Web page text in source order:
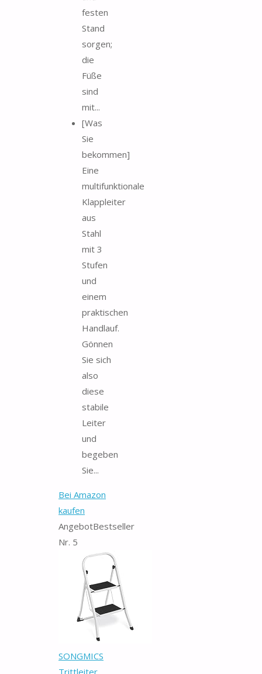
festen
Stand
sorgen;
die
Füße
sind
mit...
[Was
Sie
bekommen]
Eine
multifunktionale
Klappleiter
aus
Stahl
mit 3
Stufen
und
einem
praktischen
Handlauf.
Gönnen
Sie sich
also
diese
stabile
Leiter
und
begeben
Sie...
Bei Amazon
kaufen
AngebotBestseller
Nr. 5
SONGMICS
Trittleiter,